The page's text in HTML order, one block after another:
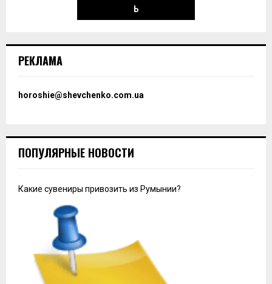
Ь
РЕКЛАМА
horoshie@shevchenko.com.ua
ПОПУЛЯРНЫЕ НОВОСТИ
Какие сувениры привозить из Румынии?